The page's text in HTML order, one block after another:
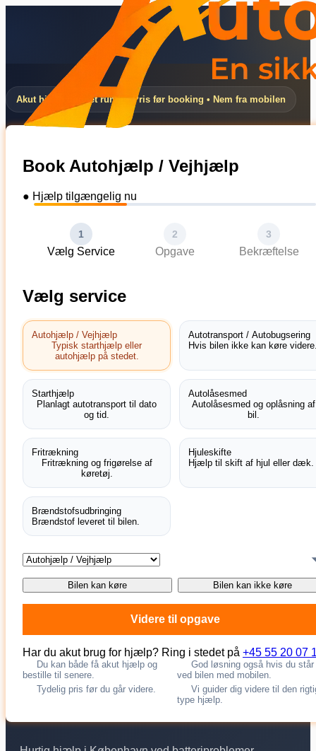
Akut hjælp døgnet rundt • Pris før booking • Nem fra mobilen
Book Autohjælp / Vejhjælp
● Hjælp tilgængelig nu
1
Vælg Service
2
Opgave
3
Bekræftelse
Vælg service
Autohjælp / Vejhjælp
Typisk starthjælp eller
autohjælp på stedet.
Autotransport / Autobugsering
Hvis bilen ikke kan køre
Starthjælp
Planlagt autotransport til dato
og tid.
Autolåsesmed
Autolåsesmed og oplåsning af
bil.
Fritrækning
Fritrækning og frigørelse af
køretøj.
Hjuleskifte
Hjælp til skift af hjul eller dæk.
Brændstofsudbringing
Brændstof leveret til bilen.
Bilen kan køre Bilen kan ikke køre
Videre til opgave
Har du akut brug for hjælp? Ring i stedet på +45 55 20 07
Du kan både få akut hjælp og
bestille til senere.
God løsning også hvis du står
ved bilen med mobilen.
Tydelig pris før du går videre.
Vi guider dig videre til den
type hjælp.